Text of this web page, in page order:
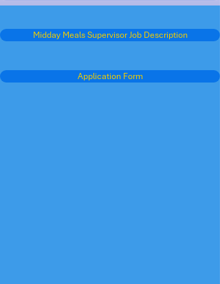
Midday Meals Supervisor Job Description
Application Form